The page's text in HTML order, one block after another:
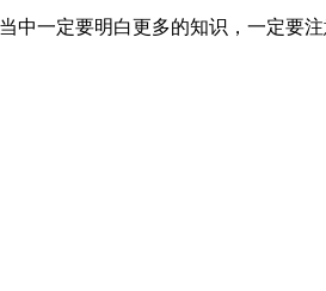
一定要明白更多的知识，一定要